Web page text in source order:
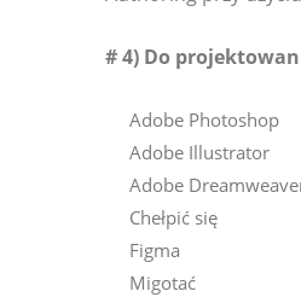
# 4) Do
Adobe Photoshop
Adobe Illustrator
Adobe
Chełpić się
Figma
Migotać